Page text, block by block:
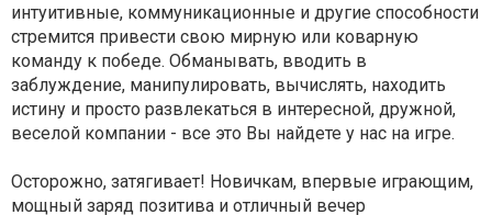
интуитивные, коммуникационные и другие способности
стремится привести свою мирную или коварную
команду к победе. Обманывать, вводить в
заблуждение, манипулировать, вычислять, находить
истину и просто развлекаться в интересной, дружной,
веселой компании - все это Вы найдете у нас на игре.
Осторожно, затягивает! Новичкам, впервые играющим,
мощный заряд позитива и отличный вечер